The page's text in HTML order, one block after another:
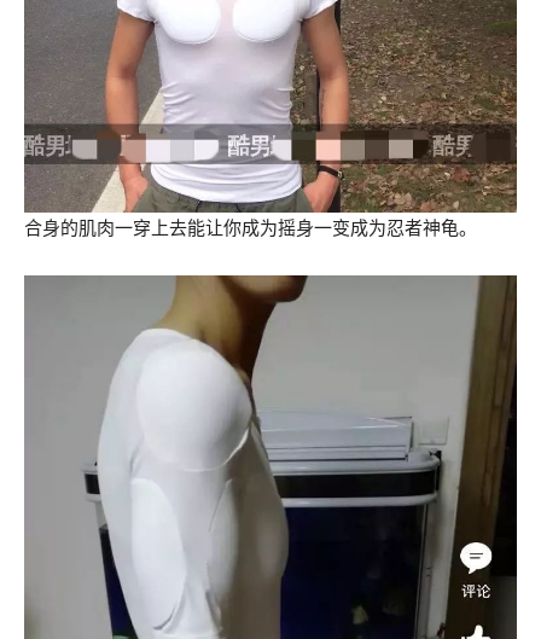
合身的肌肉一穿上去能让你成为摇身一变成为忍者神龟。